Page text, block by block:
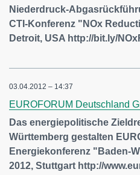
Niederdruck-
CTI-Konferenz "NOx
Detroit, USA http://bit.ly/
03.04.2012 – 14:37
EUROFORUM Deutschland
Das energiepolitische
Württemberg gestalten
Energiekonferenz "Baden-
2012, Stuttgart http://